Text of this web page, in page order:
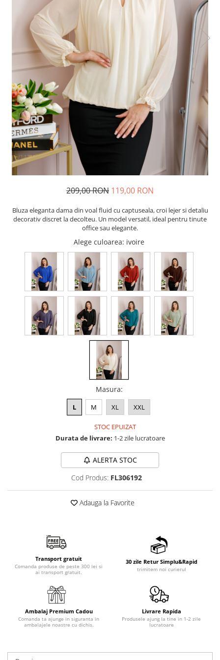
209,00 RON 119,00 RON
Bluza eleganta dama din voal fluid cu captuseala, croi lejer si detaliu
decorativ discret la decolteu. Un model versatil, ideal pentru tinute
office sau elegante.
Alege culoarea: ivoire
Masura:
L M XL XXL
STOC EPUIZAT
Durata de livrare: 1-2 zile lucratoare
ALERTA STOC
Cod Produs: FL306192
Adauga la Favorite
Transport gratuit
Comanda produse de peste 300 lei si
ai transport gratuit.
30 zile Retur Simplu&Rapid
trimitem noi curierul
Ambalaj Premium Cadou
Comanda ta ajunge in siguranta in
ambalajele noastre cu dichis.
Livrare Rapida
Produsele ajung la tine in 1-2 zile
lucratoare